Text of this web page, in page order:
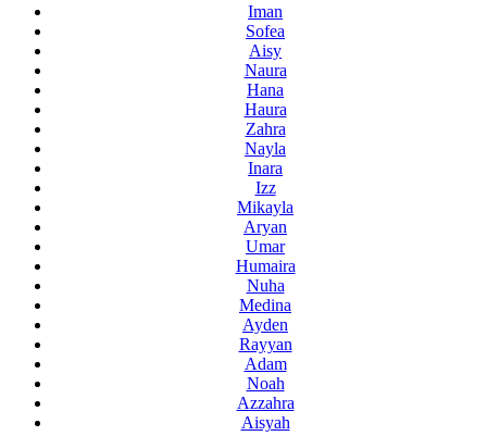
Iman
Sofea
Aisy
Naura
Hana
Haura
Zahra
Nayla
Inara
Izz
Mikayla
Aryan
Umar
Humaira
Nuha
Medina
Ayden
Rayyan
Adam
Noah
Azzahra
Aisyah